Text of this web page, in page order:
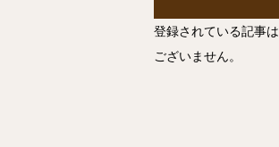
登録されている記事は
ございません。